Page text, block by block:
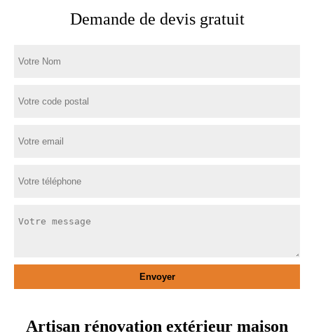
Demande de devis gratuit
Artisan rénovation extérieur maison